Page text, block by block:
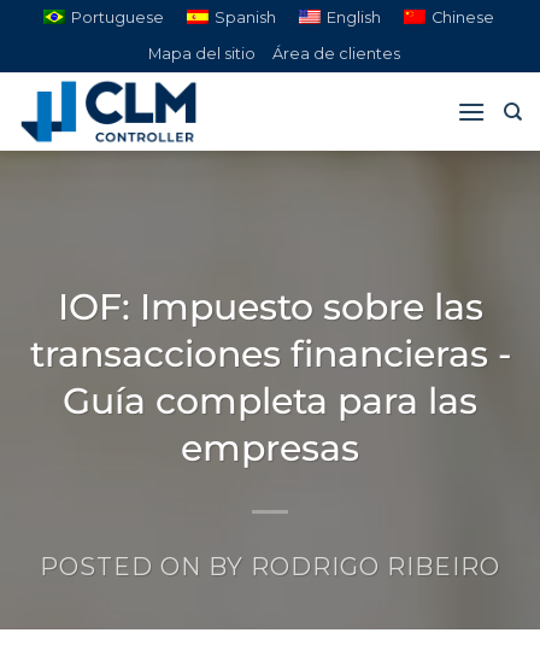
Saltar
contenido
Portuguese Spanish English
Chinese
Mapa del sitio
Área de clientes
IOF: Impuesto sobre las
transacciones financieras -
Guía completa para las
empresas
POSTED ON BY RODRIGO RIBEIRO